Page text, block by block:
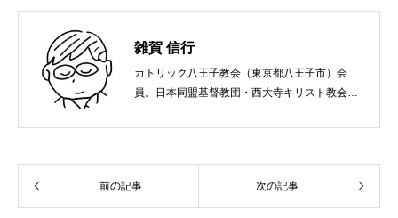
雑賀 信行
カトリック八王子教会（東京都八王子市）会
員。日本同盟基督教団・西大寺キリスト教会
れ。関西学院大学社会学部卒業。９０年代、い
て、雜賀編集工房として独立。
前の記事 次の記事